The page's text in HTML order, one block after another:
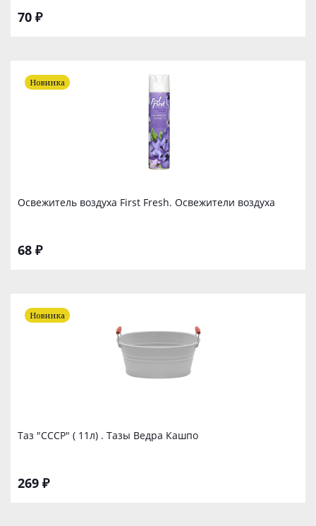
70 ₽
Освежитель воздуха First Fresh. Освежители воздуха
68 ₽
Новинка
Таз "СССР" ( 11л) . Тазы Ведра Кашпо
269 ₽
Новинка